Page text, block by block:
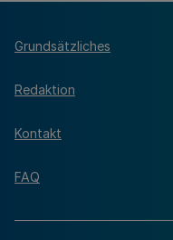
Grundsätzliches
Redaktion
Kontakt
FAQ